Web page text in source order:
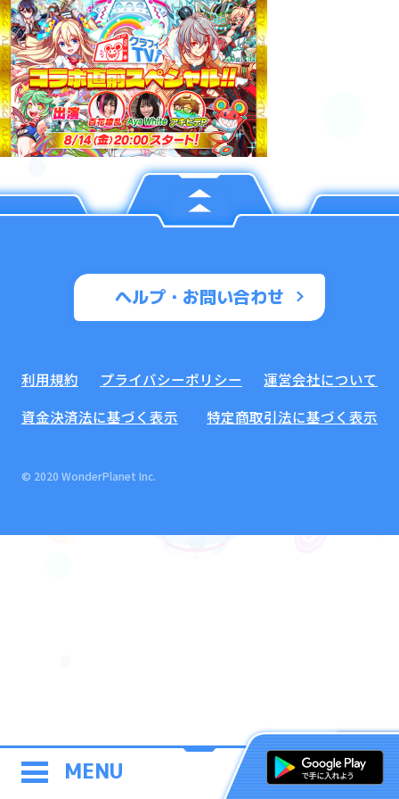
MENU
ヘルプ・お問い合わせ
利用規約 プライバシーポリシー
運営会社について
資金決済法に基づく表示
特定商取引法に基づく表示
© 2020 WonderPlanet Inc.